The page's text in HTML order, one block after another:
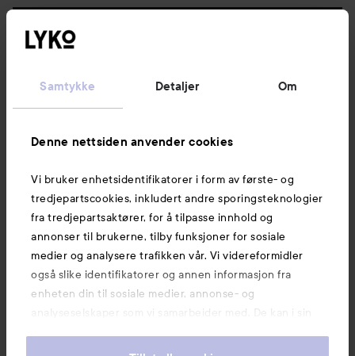
Samtykke Detaljer Om
Denne nettsiden anvender cookies
Vi bruker enhetsidentifikatorer i form av første- og
tredjepartscookies, inkludert andre sporingsteknologier
fra tredjepartsaktører, for å tilpasse innhold og
annonser til brukerne, tilby funksjoner for sosiale
medier og analysere trafikken vår. Vi videreformidler
også slike identifikatorer og annen informasjon fra
enheten din til sosiale medier, annonse- og
analyseselskaper som vi samarbeider med. De kan i sin
informasjon som du har oppgitt eller som de har samlet
Kundeservice
Informasjon
Også av interesse